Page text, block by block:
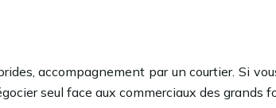
accompagnement par un courtier. Si
seul face aux commerciaux des grands